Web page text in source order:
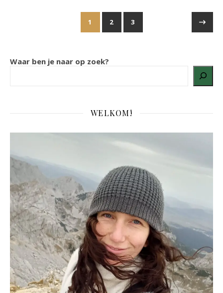
1 2 3
Waar ben je naar op zoek?
WELKOM!